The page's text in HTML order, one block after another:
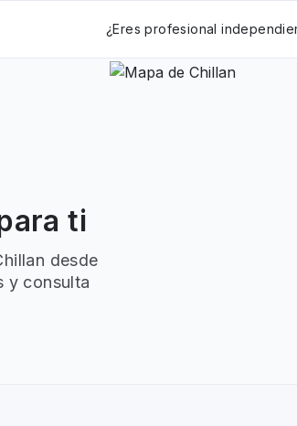
¿Eres profesional
ti
desde
y consulta